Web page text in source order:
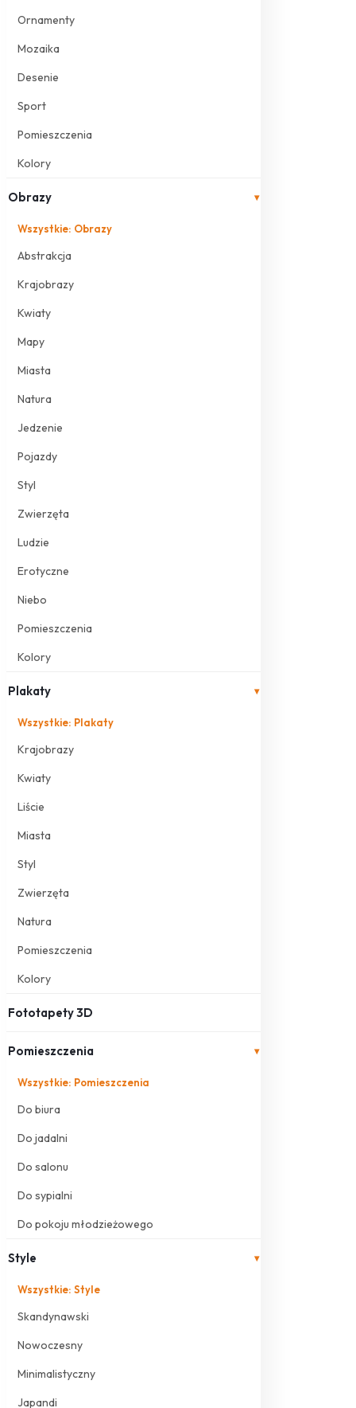
Ornamenty
Mozaika
Desenie
Sport
Pomieszczenia
Kolory
Obrazy ▾
Wszystkie: Obrazy
Abstrakcja
Krajobrazy
Kwiaty
Mapy
Miasta
Natura
Jedzenie
Pojazdy
Styl
Zwierzęta
Ludzie
Erotyczne
Niebo
Pomieszczenia
Kolory
Plakaty ▾
Wszystkie: Plakaty
Krajobrazy
Kwiaty
Liście
Miasta
Styl
Zwierzęta
Natura
Pomieszczenia
Kolory
Fototapety 3D
Pomieszczenia ▾
Wszystkie: Pomieszczenia
Do biura
Do jadalni
Do salonu
Do sypialni
Do pokoju młodzieżowego
Style ▾
Wszystkie: Style
Skandynawski
Nowoczesny
Minimalistyczny
Japandi